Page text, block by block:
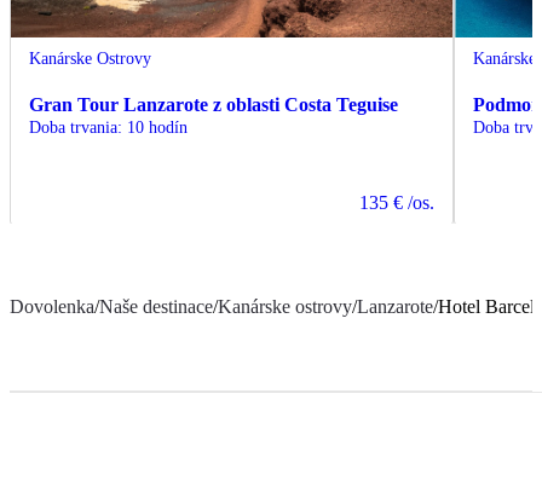
Kanárske Ostrovy
Gran Tour Lanzarote z oblasti Costa Teguise
Doba trvania: 10 hodín
135 € /os.
Doba
Dovolenka/Naše destinace/Kanárske ostrovy/Lanzarote/Hotel